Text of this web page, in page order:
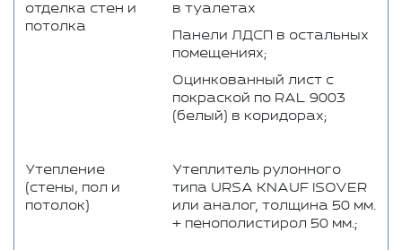
отделка стен и
потолка
в туалетах
Панели ЛДСП в остальных
помещениях;
Оцинкованный лист с
покраской по RAL 9003
(белый) в коридорах;
Утепление
(стены, пол и
потолок)
Утеплитель рулонного
типа URSA KNAUF ISOVER
или аналог, толщина 50 мм.
+ пенополистирол 50 мм.;